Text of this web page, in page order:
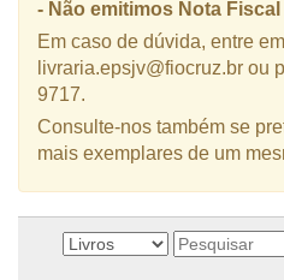
- Não emitimos Nota Fiscal
Em caso de dúvida, entre
livraria.epsjv@fiocruz.br ou
9717.
Consulte-nos também se
mais exemplares de um